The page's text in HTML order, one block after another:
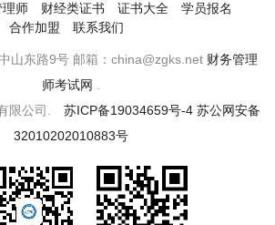
理师 财经类证书 证书大全
学员报名
合作加盟
联系我们
山东路9号 邮箱：china@zgks.net 财务管理
师考试网
限公司. 苏ICP备19034659号-4 苏公网安备
32010202010883号